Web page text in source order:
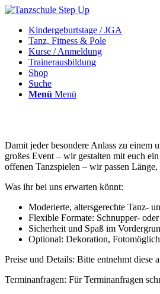
Kindergeburtstage / JGA
Tanz, Fitness & Pole
Kurse / Anmeldung
Trainerausbildung
Shop
Suche
Menü Menü
Damit jeder besondere Anlass zu einem
großes Event – wir gestalten mit euch
offenen Tanzspielen – wir passen
Was ihr bei uns erwarten könnt:
Moderierte, altersgerechte Tanz-
Flexible Formate: Schnupper-
Sicherheit und Spaß im
Optional: Dekoration,
Preise und Details: Bitte entnehmt diese
Terminanfragen: Für Terminanfragen